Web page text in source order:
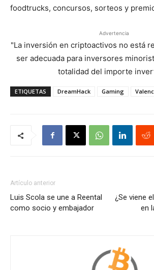
foodtrucks, concursos, sorteos y
Advertencia
"La inversión en criptoactivos no está
ser adecuada para inversores
totalidad del importe
ETIQUETAS DreamHack Gaming
Artículo anterior
Luis Scola se une a Reental
como socio y embajador
¿Se viene
en